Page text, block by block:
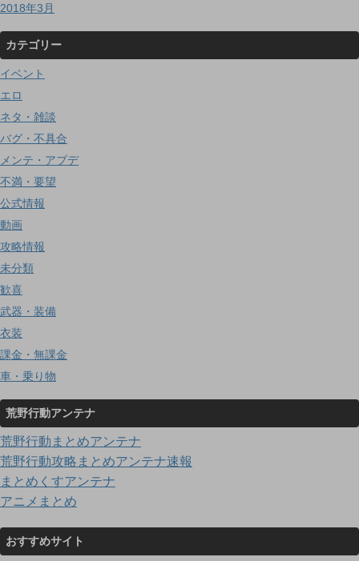
2018年3月
カテゴリー
イベント
エロ
ネタ・雑談
バグ・不具合
メンテ・アプデ
不満・要望
公式情報
動画
攻略情報
未分類
歓喜
武器・装備
衣装
課金・無課金
車・乗り物
荒野行動アンテナ
荒野行動まとめアンテナ
荒野行動攻略まとめアンテナ速報
まとめくすアンテナ
アニメまとめ
おすすめサイト